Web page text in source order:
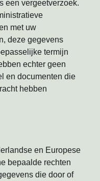
een vergeetverzoek.
met uw
deze gegevens
termijn
echter geen
en documenten die
hebben
en Europese
bepaalde rechten
die door of